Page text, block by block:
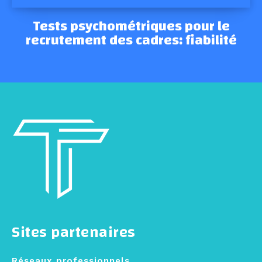
Tests psychométriques pour le
recrutement des cadres: fiabilité
Sites partenaires